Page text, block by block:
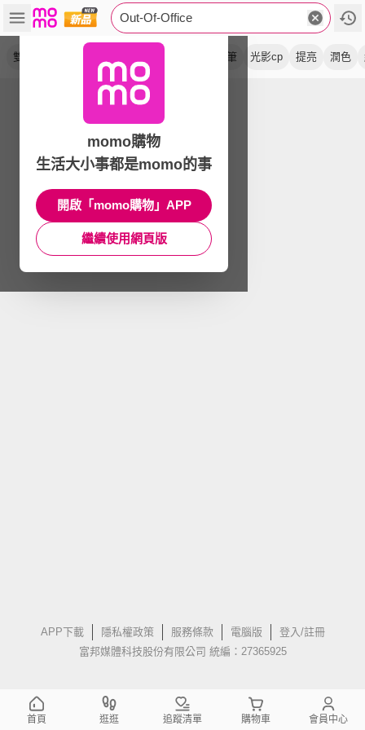
Out-Of-Office
雙頭 唇線筆 光影cp 提亮 潤色
APP下載 隱私權政策 服務條款 電腦版
登入/註冊
富邦媒體科技股份有限公司 統編：27365925
momo購物
生活大小事都是momo的事
開啟「momo購物」APP
繼續使用網頁版
首頁 逛逛 追蹤清單 購物車 會員中心